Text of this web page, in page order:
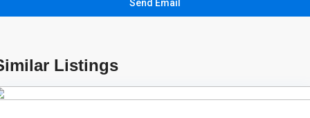
Listings
Kota